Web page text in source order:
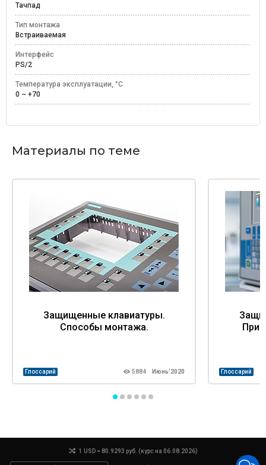
Тачпад
Тип монтажа
Встраиваемая
Интерфейс
PS/2
Температура эксплуатации, °C
0 ~ +70
Материалы по теме
Защищенные клавиатуры.
Способы монтажа.
Глоссарий 5884 Июнь’2020 Глоссарий
1 USD = 80.9293 руб. (курс на 06.08.2026)